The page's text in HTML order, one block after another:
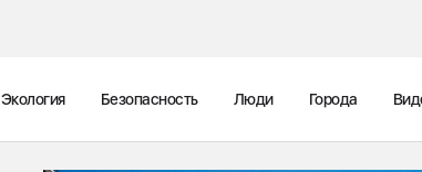
Экология Безопасность Люди Города